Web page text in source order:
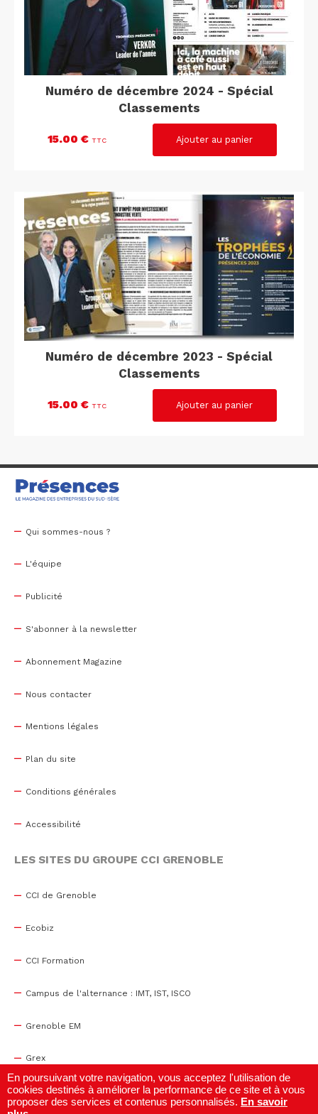
Numéro de décembre 2024 - Spécial
Classements
15.00 € TTC
Numéro de décembre 2023 - Spécial
Classements
15.00 € TTC
Qui sommes-nous ?
L'équipe
Publicité
S'abonner à la newsletter
Abonnement Magazine
Nous contacter
Mentions légales
Plan du site
Conditions générales
Accessibilité
LES SITES DU GROUPE CCI GRENOBLE
CCI de Grenoble
Ecobiz
CCI Formation
Campus de l'alternance : IMT, IST, ISCO
Grenoble EM
Grex
WTC Grenoble
En poursuivant votre navigation, vous acceptez l'utilisation de
cookies destinés à améliorer la performance de ce site et à vous
proposer des services et contenus personnalisés. En savoir